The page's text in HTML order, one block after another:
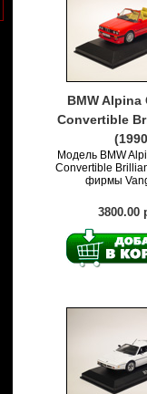
BMW Alpina
Convertible
Модель BMW
Convertible
фирмы
3800.00